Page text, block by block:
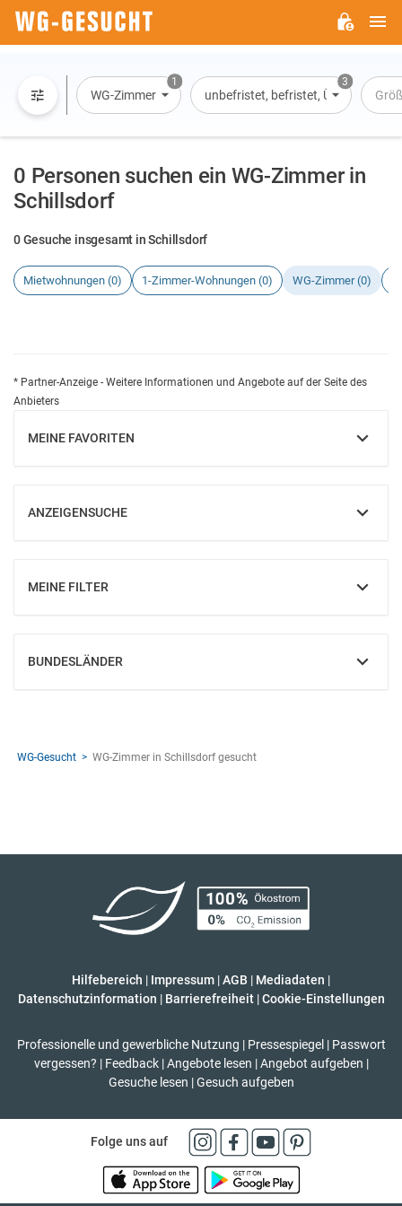
1
WG-Zimmer
3
unbefristet, befristet, Übernachtung
0 Personen suchen ein WG-Zimmer in
Schillsdorf
0 Gesuche insgesamt in Schillsdorf
Mietwohnungen (0) 1-Zimmer-Wohnungen (0) WG-Zimmer (0)
* Partner-Anzeige - Weitere Informationen und Angebote auf der Seite des
Anbieters
MEINE FAVORITEN
EINBLENDEN
ANZEIGENSUCHE
EINBLENDEN
MEINE FILTER
EINBLENDEN
BUNDESLÄNDER
EINBLENDEN
WG-Gesucht WG-Zimmer in Schillsdorf gesucht
Hilfebereich | Impressum |AGB | Mediadaten |
Datenschutzinformation | Barrierefreiheit | Cookie-Einstellungen
Professionelle und gewerbliche Nutzung | Pressespiegel | Passwort
vergessen? | Feedback | Angebote lesen | Angebot aufgeben |
Gesuche lesen | Gesuch aufgeben
Folge uns auf